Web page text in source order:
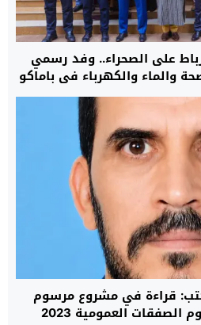
على الصحراء.. وفد رسمي
والماء والكهرباء في باماكو
جديدة من التعاون
قراءة في مشروع مرسوم
العمومية 2023